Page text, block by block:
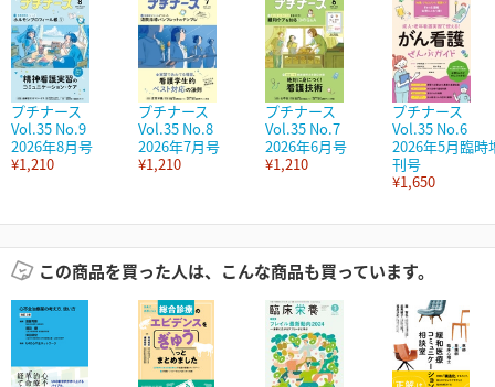
プチナース
Vol.35 No.9
2026年8月号
¥1,210
プチナース
Vol.35 No.8
2026年7月号
¥1,210
プチナース
Vol.35 No.7
2026年6月号
¥1,210
プチナース
Vol.35 No.6
2026年5月臨時
刊号
¥1,650
この商品を買った人は、こんな商品も買っています。